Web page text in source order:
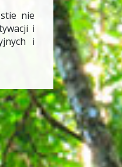
nie
i
i